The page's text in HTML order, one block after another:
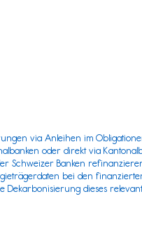
via Anleihen im
oder direkt via
Schweizer Banken
bei den
Dekarbonisierung dieses